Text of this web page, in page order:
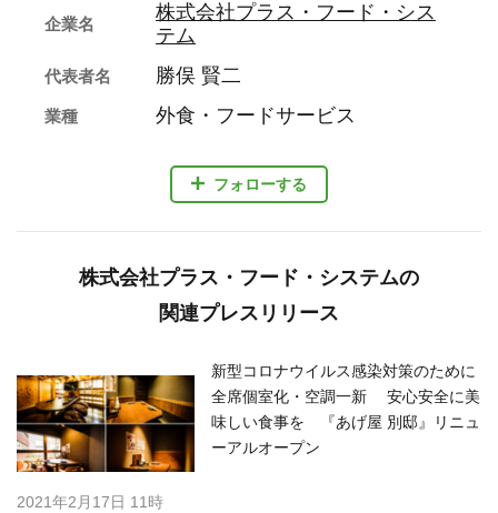
フォローする
企業名
株式会社プラス・フード・シス
テム
代表者名 勝俣 賢二
業種 外食・フードサービス
株式会社プラス・フード・システムの
関連プレスリリース
新型コロナウイルス感染対策のために
全席個室化・空調一新 安心安全に美
味しい食事を 『あげ屋 別邸』リニュ
ーアルオープン
2021年2月17日 11時